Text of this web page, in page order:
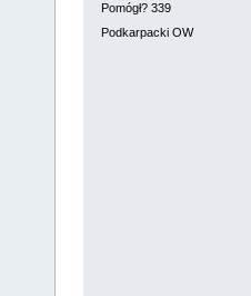
Pomógł? 339
Podkarpacki OW